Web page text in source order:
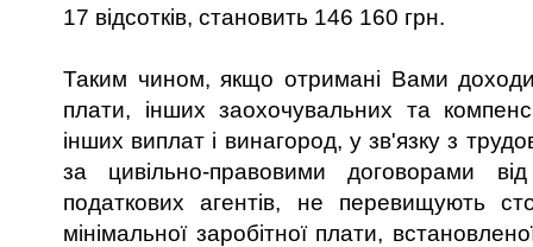
17 відсотків, становить 146 160 грн.
Таким чином, якщо отримані Вами
плати, інших заохочувальних та
інших виплат і винагород, у зв'язку з
за цивільно-правовими договорами
податкових агентів, не перевищують
мінімальної заробітної плати,